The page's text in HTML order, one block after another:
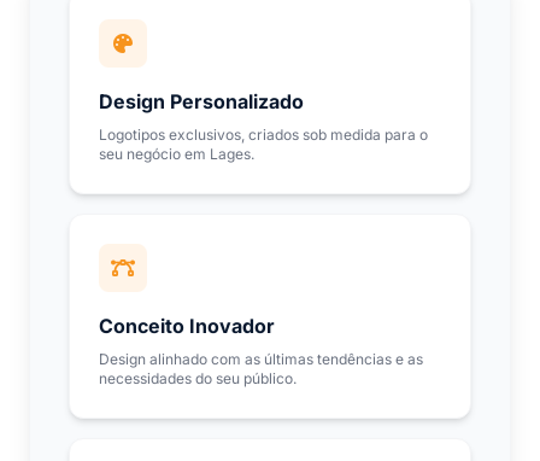
Design Personalizado
Logotipos exclusivos, criados sob medida para o
seu negócio em Lages.
Conceito Inovador
Design alinhado com as últimas tendências e as
necessidades do seu público.